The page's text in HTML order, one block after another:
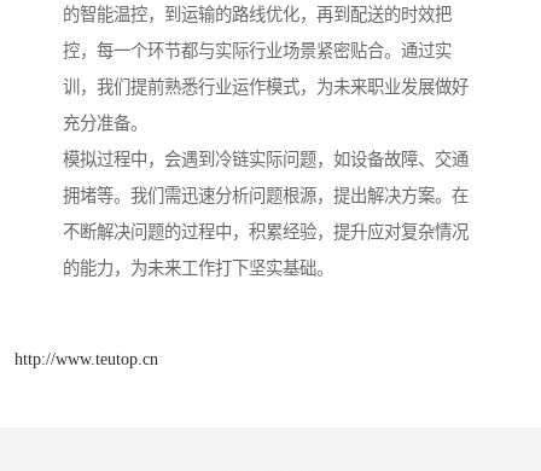
的智能温控，到运输的路线优化，再到配送的时效把
控，每一个环节都与实际行业场景紧密贴合。通过实
训，我们提前熟悉行业运作模式，为未来职业发展做好
充分准备。
模拟过程中，会遇到冷链实际问题，如设备故障、交通
拥堵等。我们需迅速分析问题根源，提出解决方案。在
不断解决问题的过程中，积累经验，提升应对复杂情况
的能力，为未来工作打下坚实基础。
http://www.teutop.cn